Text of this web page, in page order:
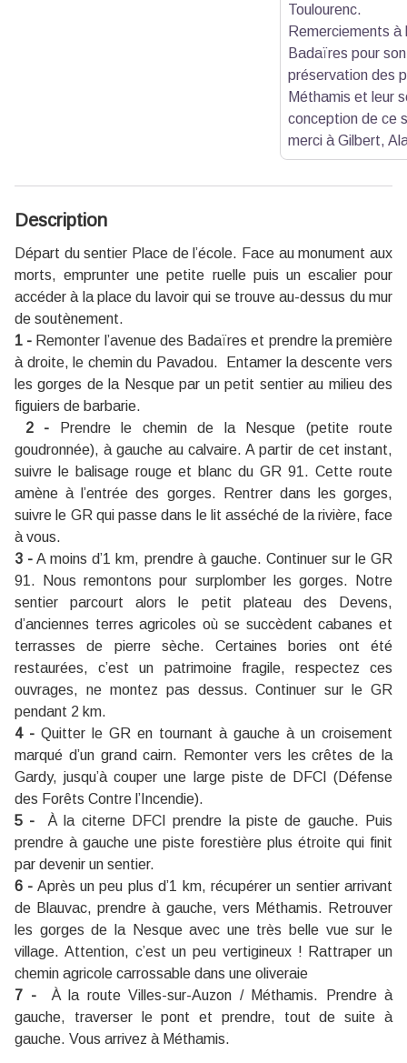
Toulourenc.
Remerciements à
Badaïres pour
préservation des
Méthamis et leur
conception de ce
merci à Gilbert,
Description
Départ du sentier Place de l’école. Face au monument aux
morts, emprunter une petite ruelle puis un escalier pour
accéder à la place du lavoir qui se trouve au-dessus du mur
de soutènement.
1 - Remonter l’avenue des Badaïres et prendre la première
à droite, le chemin du Pavadou. Entamer la descente vers
les gorges de la Nesque par un petit sentier au milieu des
figuiers de barbarie.
2 -
Prendre le chemin de la Nesque (petite route
goudronnée), à gauche au calvaire. A partir de cet instant,
suivre le balisage rouge et blanc du GR 91. Cette route
amène à l’entrée des gorges. Rentrer dans les gorges,
suivre le GR qui passe dans le lit asséché de la rivière, face
à vous.
3 - A moins d’1 km, prendre à gauche. Continuer sur le GR
91. Nous remontons pour surplomber les gorges. Notre
sentier parcourt alors le petit plateau des Devens,
d’anciennes terres agricoles où se succèdent cabanes et
terrasses de pierre sèche. Certaines bories ont été
restaurées, c’est un patrimoine fragile, respectez ces
ouvrages, ne montez pas dessus. Continuer sur le GR
pendant 2 km.
4 - Quitter le GR en tournant à gauche à un croisement
marqué d’un grand cairn. Remonter vers les crêtes de la
Gardy, jusqu’à couper une large piste de DFCI (Défense
des Forêts Contre l’Incendie).
5 -
À la citerne DFCI prendre la piste de gauche. Puis
prendre à gauche une piste forestière plus étroite qui finit
par devenir un sentier.
6 - Après un peu plus d’1 km, récupérer un sentier arrivant
de Blauvac, prendre à gauche, vers Méthamis. Retrouver
les gorges de la Nesque avec une très belle vue sur le
village. Attention, c’est un peu vertigineux ! Rattraper un
chemin agricole carrossable dans une oliveraie
7 - À la route Villes-sur-Auzon / Méthamis. Prendre à
gauche, traverser le pont et prendre, tout de suite à
gauche. Vous arrivez à Méthamis.